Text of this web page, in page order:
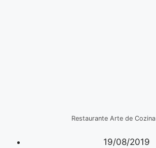
Restaurante Arte de Cozina
19/08/2019